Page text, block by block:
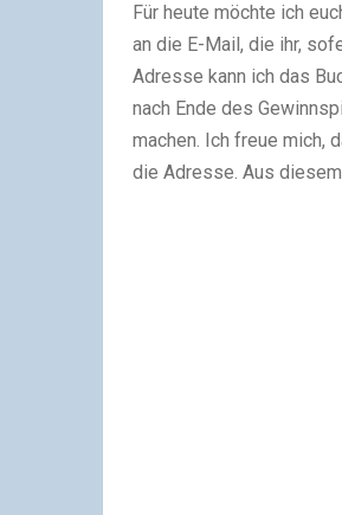
Für heute möchte ich
an die E-Mail, die ihr,
Adresse kann ich das
nach Ende des
machen. Ich freue mich,
die Adresse. Aus